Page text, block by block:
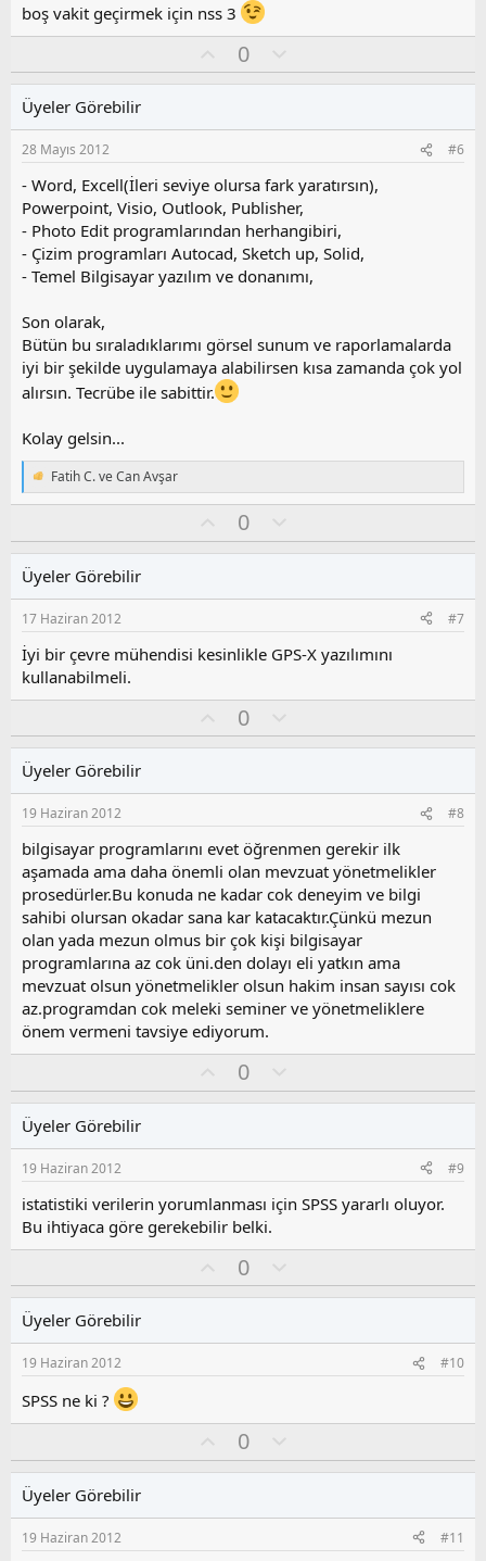
boş vakit geçirmek için nss 3
y
0
l
s
u
z
o
y
l
a
Üyeler Görebilir
28 Mayıs 2012 #6
- Word, Excell(İleri seviye olursa fark yaratırsın),
Powerpoint, Visio, Outlook, Publisher,
- Photo Edit programlarından herhangibiri,
- Çizim programları Autocad, Sketch up, Solid,
- Temel Bilgisayar yazılım ve donanımı,
Son olarak,
Bütün bu sıraladıklarımı görsel sunum ve raporlamalarda
iyi bir şekilde uygulamaya alabilirsen kısa zamanda çok yol
alırsın. Tecrübe ile sabittir.
Kolay gelsin...
T
e
i
l
e
r
:
Fatih C.veCan Avşar
y
0
l
s
u
z
y
a
Üyeler Görebilir
17 Haziran 2012 #7
İyi bir çevre mühendisi kesinlikle GPS-X yazılımını
kullanabilmeli.
y
0
l
s
u
z
o
y
l
a
Üyeler Görebilir
19 Haziran 2012 #8
bilgisayar programlarını evet öğrenmen gerekir ilk
aşamada ama daha önemli olan mevzuat yönetmelikler
prosedürler.Bu konuda ne kadar cok deneyim ve bilgi
sahibi olursan okadar sana kar katacaktır.Çünkü mezun
olan yada mezun olmus bir çok kişi bilgisayar
programlarına az cok üni.den dolayı eli yatkın ama
mevzuat olsun yönetmelikler olsun hakim insan sayısı cok
az.programdan cok meleki seminer ve yönetmeliklere
önem vermeni tavsiye ediyorum.
y
0
l
s
u
z
y
a
Üyeler Görebilir
19 Haziran 2012 #9
istatistiki verilerin yorumlanması için SPSS yararlı oluyor.
Bu ihtiyaca göre gerekebilir belki.
y
0
l
s
u
o
l
a
Üyeler Görebilir
19 Haziran 2012 #10
SPSS ne ki ?
y
0
l
s
u
Üyeler Görebilir
19 Haziran 2012 #11